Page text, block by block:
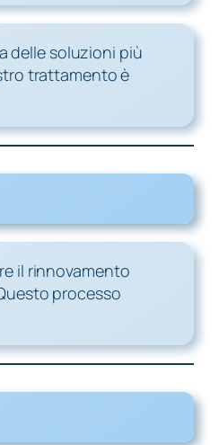
delle soluzioni più
trattamento è
il rinnovamento
processo